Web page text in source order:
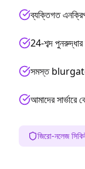
ব্যক্তিগত
24-শব্দ পুনরুদ্ধার
সমস্ত
আমাদের সার্ভারে
জিরো-নলেজ